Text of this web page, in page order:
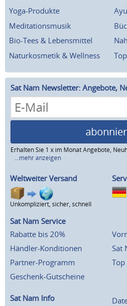
Yoga-Produkte
Meditationsmusik
Bio-Tees & Lebensmittel
Naturkosmetik & Wellness
Sat Nam Newsletter: Angebote,
Erhalten Sie 1 x im Monat Angebote,
...mehr anzeigen
Weltweiter Versand
Unkompliziert, sicher, schnell
Sat Nam Service
Rabatte bis 20%
Händler-Konditionen
Partner-Programm
Geschenk-Gutscheine
Sat
Top
Sat Nam Info